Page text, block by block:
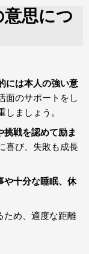
思につ
には本人の強い意
面のサポートをし
ましょう。
戦を認めて励ま
喜び、失敗も成長
や十分な睡眠、休
ため、適度な距離